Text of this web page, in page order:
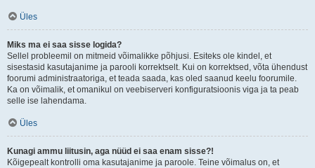
Üles
Miks ma ei saa sisse logida?
Sellel probleemil on mitmeid võimalikke põhjusi. Esiteks ole kindel, et
sisestasid kasutajanime ja parooli korrektselt. Kui on korrektsed, võta ühendust
foorumi administraatoriga, et teada saada, kas oled saanud keelu foorumile.
Ka on võimalik, et omanikul on veebiserveri konfiguratsioonis viga ja ta peab
selle ise lahendama.
Üles
Kunagi ammu liitusin, aga nüüd ei saa enam sisse?!
Kõigepealt kontrolli oma kasutajanime ja paroole. Teine võimalus on, et